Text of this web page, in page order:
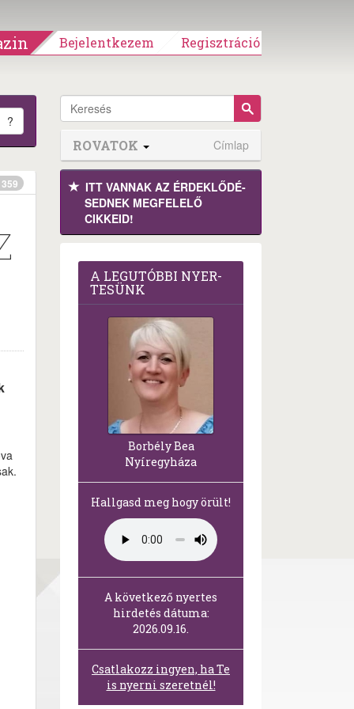
Bejelentkezem Regisztráció
?
359
ROVATOK Címlap
ITT VANNAK AZ ÉRDEK­LŐDÉ­
SEDNEK MEGFE­LELŐ
CIKKEID!
A LEG­U­TÓB­BI NYER­
TE­SÜNK
Borbély Bea
Nyíregyháza
Hallgasd meg hogy örült!
A következő nyertes
hirdetés dátuma:
2026.09.16.
Csatlakozz ingyen, ha Te
is nyerni szeretnél!